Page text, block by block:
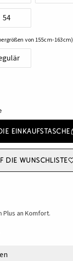
54
von 155cm-163cm)
Einkaufstasche
die Wunschliste
an Komfort.